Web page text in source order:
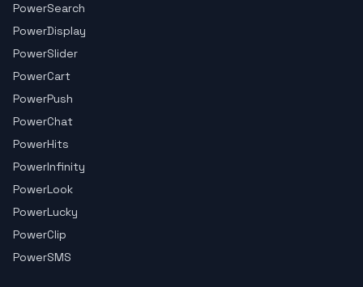
PowerSearch
PowerDisplay
PowerSlider
PowerCart
PowerPush
PowerChat
PowerHits
PowerInfinity
PowerLook
PowerLucky
PowerClip
PowerSMS